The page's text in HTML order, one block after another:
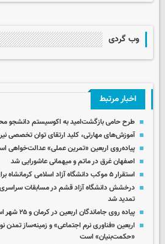
وب گردی
اخبار مرتبط
طرح حامی بازگشت‌امید به اکوسیستم دانشجو
آموزش‌های مهارتی، کلید ارتقای توان تخصصی
پیاده‌روی اربعین «تمرین عملی» عدالت‌خواهی
اصفهان غرق در ماتم و میهمانی عاشورایی شد
استقرار ۵ موکب دانشگاه آزاد اسلامی کرمانشاه برای خدمت‌رسانی به زائران اربعین
درخشش دانشگاه آزاد قشم در مسابقات سراسری
تمدید شد
پیاده روی جاماندگان اربعین در کرمان و ۲۵ شهر استان
اربعین «فناوری نرم اجتماعی» و زمینه‌ساز
«حکمت‌بنیان» است